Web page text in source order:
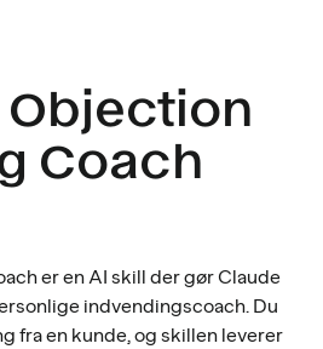
Objection
Coach
er en AI skill der gør Claude
indvendingscoach. Du
fra en kunde, og skillen leverer